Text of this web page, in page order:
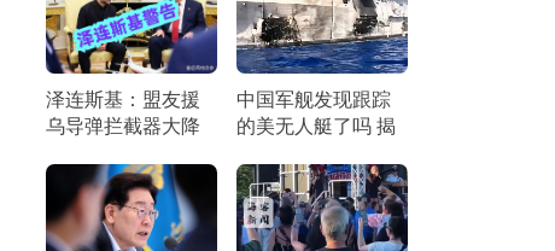
泽连斯基：盟友援
乌导弹拦截器大降
中国军舰发现跟踪
的美无人艇了吗 揭
与技术逻辑